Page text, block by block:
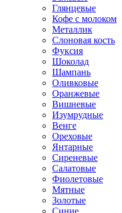
Глянцевые
Кофе с молоком
Металлик
Слоновая кость
Фуксия
Шоколад
Шампань
Оливковые
Оранжевые
Вишневые
Изумрудные
Венге
Ореховые
Янтарные
Сиреневые
Салатовые
Фиолетовые
Мятные
Золотые
Синие